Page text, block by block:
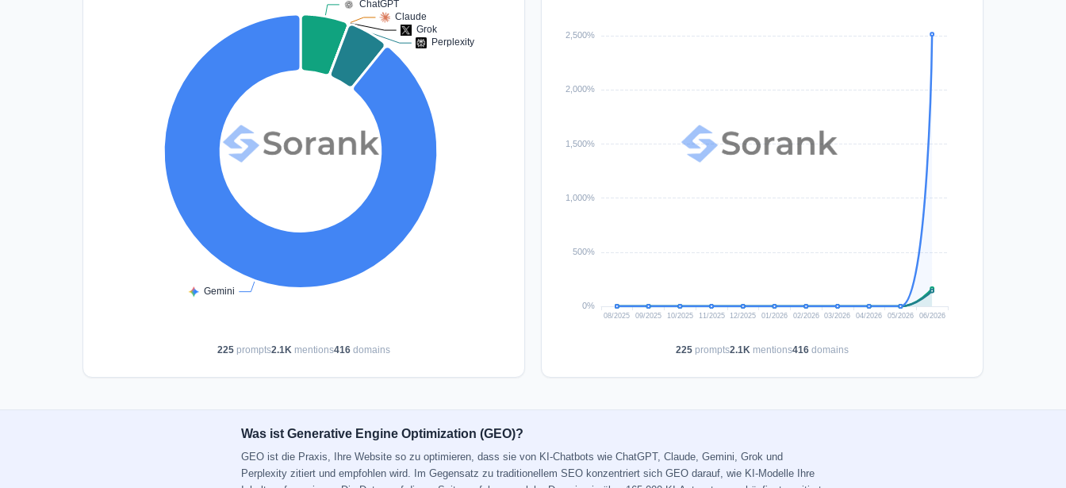
225 prompts2.1K mentions416 domains 225 prompts2.1K mentions416 domains
Was ist Generative Engine Optimization (GEO)?
GEO ist die Praxis, Ihre Website so zu optimieren, dass sie von KI-Chatbots wie ChatGPT, Claude, Gemini, Grok und
Perplexity zitiert und empfohlen wird. Im Gegensatz zu traditionellem SEO konzentriert sich GEO darauf, wie KI-Modelle Ihre